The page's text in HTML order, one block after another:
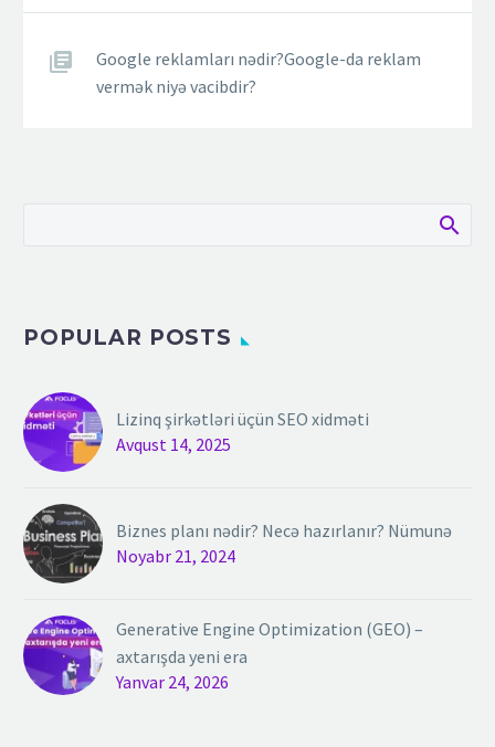
Google reklamları nədir?Google-da reklam
vermək niyə vacibdir?
POPULAR POSTS
Lizinq şirkətləri üçün SEO xidməti
Avqust 14, 2025
Biznes planı nədir? Necə hazırlanır? Nümunə
Noyabr 21, 2024
Generative Engine Optimization (GEO) –
axtarışda yeni era
Yanvar 24, 2026